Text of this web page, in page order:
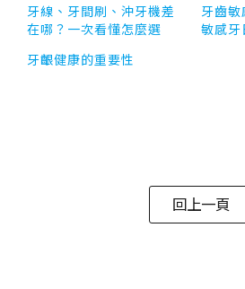
牙線、牙間刷、沖牙機差
在哪？一次看懂怎麼選
牙齒敏
敏感牙
牙齦健康的重要性
回上一頁